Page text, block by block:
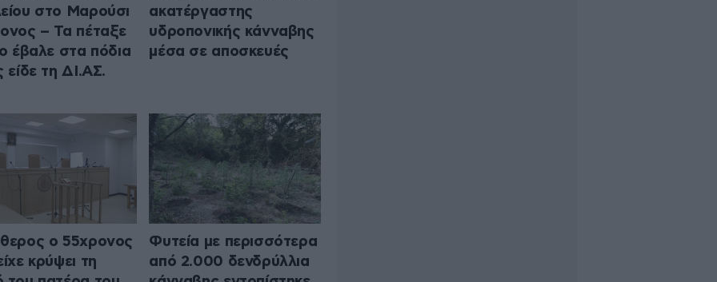
στο Μαρούσι
– Τα πέταξε
έβαλε στα πόδια
είδε τη ΔΙ.ΑΣ.
ακατέργαστης
υδροπονικής κάνναβης
μέσα σε αποσκευές
ο 55χρονος
κρύψει τη
Φυτεία με περισσότερα
από 2.000 δενδρύλλια